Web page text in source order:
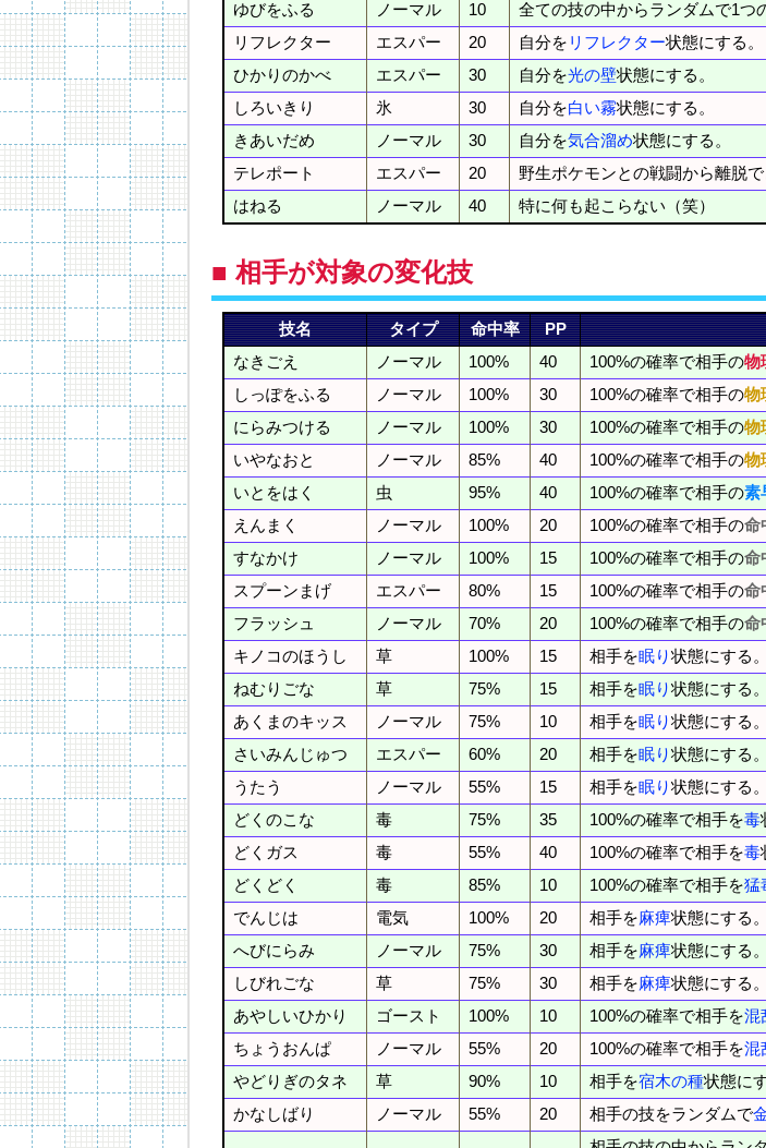
ゆびをふる
ノーマル 10
全ての技の中からランダムで1つ
リフレクター
エスパー 20 自分を リフレクター状態にする。
ひかりのかべ
エスパー 30 自分を光の壁状態にする。
しろいきり
氷 30 自分を白い霧状態にする。
きあいだめ
ノーマル 30 自分を気合溜め状態にする。
テレポート
エスパー 20
野生ポケモンとの戦闘から離脱で
はねる
ノーマル 40 特に何も起こらない（笑）
■ 相手が対象の変化技
技名 タイプ 命中率 PP
なきごえ
ノーマル 100% 40 100%の確率で相手の物
しっぽをふる
ノーマル 100% 30 100%の確率で相手の物
にらみつける
ノーマル 100% 30 100%の確率で相手の物
いやなおと
ノーマル 85% 40 100%の確率で相手の物
いとをはく
虫 95% 40 100%の確率で相手の素
えんまく
ノーマル 100% 20 100%の確率で相手の命
すなかけ
ノーマル 100% 15 100%の確率で相手の命
スプーンまげ
エスパー 80% 15 100%の確率で相手の命
フラッシュ
ノーマル 70% 20 100%の確率で相手の命
キノコのほうし
草 100% 15 相手を眠り状態にする。
ねむりごな
草 75% 15 相手を眠り状態にする。
あくまのキッス
ノーマル 75% 10 相手を眠り状態にする。
さいみんじゅつ
エスパー 60% 20 相手を眠り状態にする。
うたう
ノーマル 55% 15 相手を眠り状態にする。
どくのこな
毒 75% 35 100%の確率で相手を毒
どくガス
毒 55% 40 100%の確率で相手を毒
どくどく
毒 85% 10 100%の確率で相手を猛
でんじは
電気 100% 20 相手を麻痺状態にする
へびにらみ
ノーマル 75% 30 相手を麻痺状態にする。
しびれごな
草 75% 30 相手を麻痺状態にする。
あやしいひかり
ゴースト 100% 10 100%の確率で相手を混
ちょうおんぱ
ノーマル 55% 20 100%の確率で相手を混
やどりぎのタネ
草 90% 10 相手を宿木の種状態に
かなしばり
ノーマル 55% 20 相手の技をランダムで